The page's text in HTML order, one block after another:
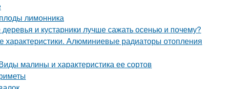
лимонника
и кустарники лучше сажать осенью и почему?
Алюминиевые радиаторы отопления
малины и характеристика ее сортов